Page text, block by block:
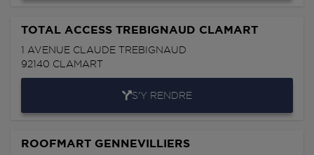
TOTAL ACCESS TREBIGNAUD CLAMART
1 AVENUE CLAUDE TREBIGNAUD
92140 CLAMART
S'Y RENDRE
ROOFMART GENNEVILLIERS